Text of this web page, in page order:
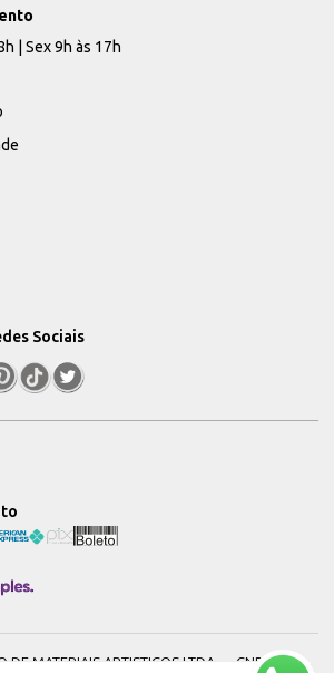
| Sex 9h às 17h
Sociais
DE MATERIAIS ARTISTICOS LTDA — CNPJ: